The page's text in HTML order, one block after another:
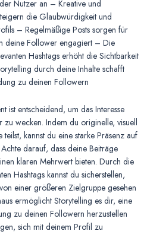
Nutzer an – Kreative und
die Glaubwürdigkeit und
– Regelmäßige Posts sorgen für
deine Follower engagiert – Die
Hashtags erhöht die Sichtbarkeit
durch deine Inhalte schafft
zu deinen Followern
ist entscheidend, um das Interesse
wecken. Indem du originelle, visuell
teilst, kannst du eine starke Präsenz auf
darauf, dass deine Beiträge
klaren Mehrwert bieten. Durch die
Hashtags kannst du sicherstellen,
einer größeren Zielgruppe gesehen
ermöglicht Storytelling es dir, eine
zu deinen Followern herzustellen
sich mit deinem Profil zu